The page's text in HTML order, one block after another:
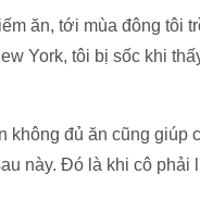
ăn, tới mùa đông tôi
York, tôi bị sốc khi
đủ ăn cũng giúp
này. Đó là khi cô phải